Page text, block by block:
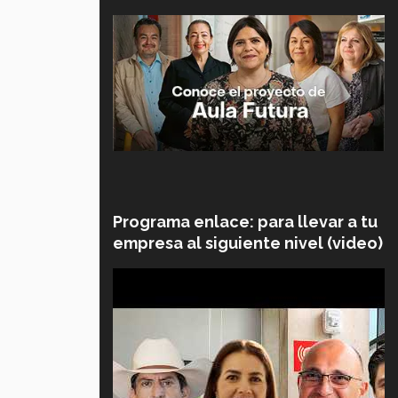
Programa enlace: para llevar a tu
empresa al siguiente nivel (video)